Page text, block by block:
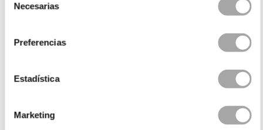
Necesarias
Preferencias
Estadística
Marketing